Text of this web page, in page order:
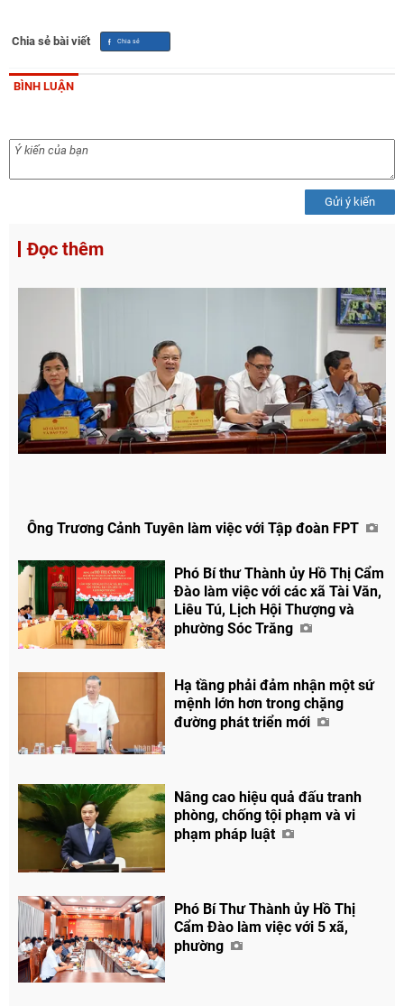
Chia sẻ bài viết
BÌNH LUẬN
Gửi ý kiến
Đọc thêm
Ông Trương Cảnh Tuyên làm việc với Tập đoàn FPT
Phó Bí thư Thành ủy Hồ Thị Cẩm
Đào làm việc với các xã Tài Văn,
Liêu Tú, Lịch Hội Thượng và
phường Sóc Trăng
Hạ tầng phải đảm nhận một sứ
mệnh lớn hơn trong chặng
đường phát triển mới
Nâng cao hiệu quả đấu tranh
phòng, chống tội phạm và vi
phạm pháp luật
Phó Bí Thư Thành ủy Hồ Thị
Cẩm Đào làm việc với 5 xã,
phường